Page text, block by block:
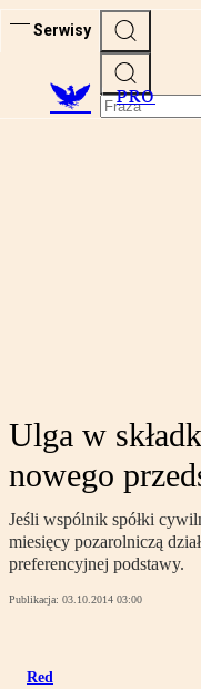
Serwisy
PRO
Ulga w
nowego
Jeśli wspólnik spółki
miesięcy pozarolniczą
preferencyjnej podstawy.
Publikacja: 03.10.2014 03:00
Red